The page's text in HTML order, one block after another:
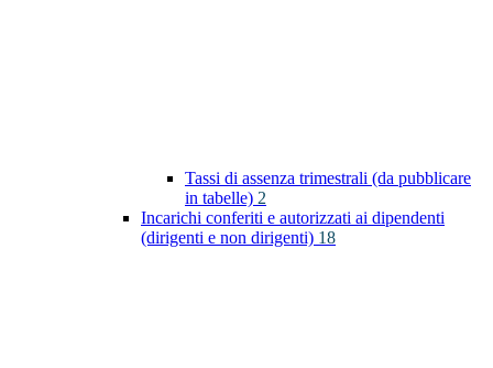
Tassi di assenza trimestrali (da pubblicare
in tabelle) 2
Incarichi conferiti e autorizzati ai dipendenti
(dirigenti e non dirigenti) 18